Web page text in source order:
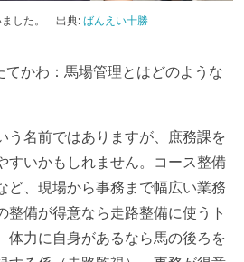
ました。 出典:ばんえい十勝
かわ：馬場管理とはどのような
う名前ではありますが、庶務課を
すいかもしれません。コース整備
ど、現場から事務まで幅広い業務
整備が得意なら走路整備に使うト
体力に自身があるなら馬の後ろを